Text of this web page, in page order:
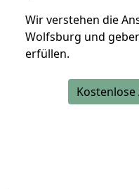
Wir verstehen die
Wolfsburg und
erfüllen.